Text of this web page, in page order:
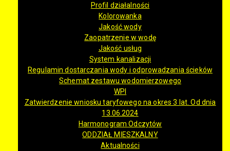
Profil działalności
Kolorowanka
Jakość wody
Zaopatrzenie w wodę
Jakość usług
System kanalizacji
Regulamin dostarczania wody i odprowadzania ścieków
Schemat zestawu wodomierzowego
WPI
Zatwierdzenie wniosku taryfowego na okres 3 lat. Od dnia
13.06.2024
Harmonogram Odczytów
ODDZIAŁ MIESZKALNY
Aktualności